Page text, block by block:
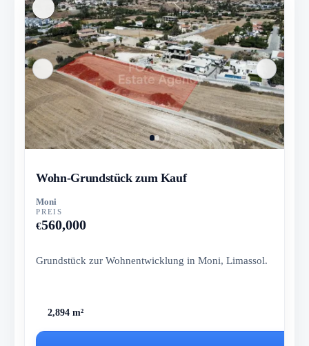
Wohn-Grundstück zum Kauf
Moni
PREIS
€560,000
Grundstück zur Wohnentwicklung in Moni, Limassol.
2,894 m²